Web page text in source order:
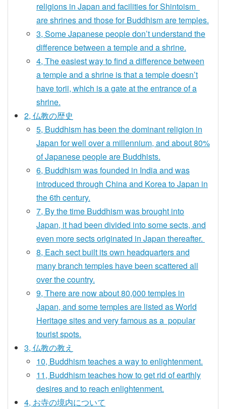
religions in Japan and facilities for Shintoism
are shrines and those for Buddhism are temples.
3, Some Japanese people don’t understand the
difference between a temple and a shrine.
4, The easiest way to find a difference between
a temple and a shrine is that a temple doesn’t
have torii, which is a gate at the entrance of a
shrine.
2, 仏教の歴史
5, Buddhism has been the dominant religion in
Japan for well over a millennium, and about 80%
of Japanese people are Buddhists.
6, Buddhism was founded in India and was
introduced through China and Korea to Japan in
the 6th century.
7, By the time Buddhism was brought into
Japan, it had been divided into some sects, and
even more sects originated in Japan thereafter.
8, Each sect built its own headquarters and
many branch temples have been scattered all
over the country.
9, There are now about 80,000 temples in
Japan, and some temples are listed as World
Heritage sites and very famous as a popular
tourist spots.
3, 仏教の教え
10, Buddhism teaches a way to enlightenment.
11, Buddhism teaches how to get rid of earthly
desires and to reach enlightenment.
4, お寺の境内について